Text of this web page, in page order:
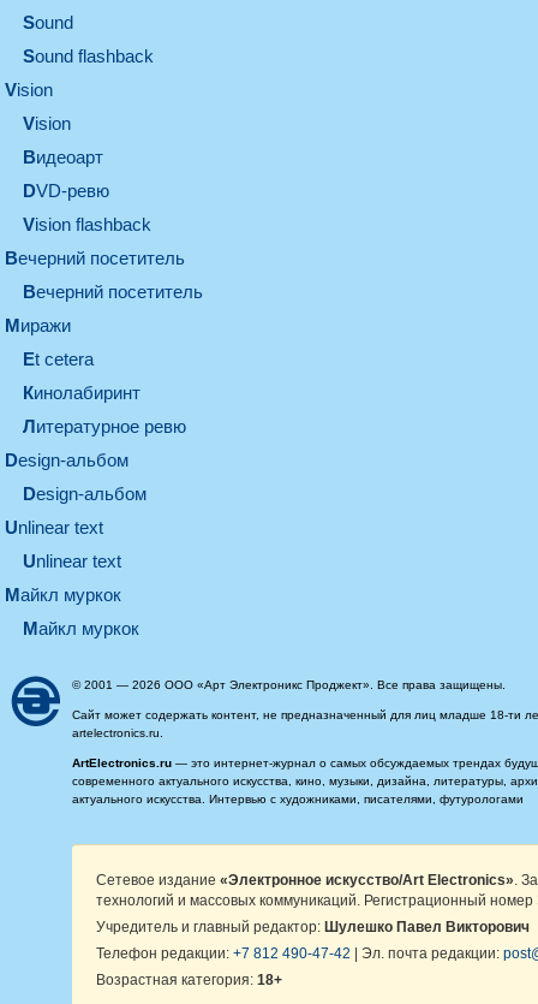
sound
Sound flashback
vision
vision
видеоарт
DVD-ревю
Vision flashback
вечерний посетитель
вечерний посетитель
миражи
et cetera
кинолабиринт
литературное ревю
design-альбом
design-альбом
unlinear text
Unlinear text
майкл муркок
майкл муркок
© 2001 — 2026 ООО «Арт Электроникс Проджект». Все права защищены.
Сайт может содержать контент, не предназначенный для лиц младше 18-ти
artelectronics.ru.
ArtElectronics.ru — это интернет-журнал о самых обсуждаемых трендах
современного актуального искусства, кино, музыки, дизайна, литературы,
актуального искусства. Интервью с художниками, писателями, футурологами
Сетевое издание «Электронное искусство/Art Electronics» .
технологий и массовых коммуникаций. Регистрационный
Учредитель и главный редактор: Шулешко Павел Викторович
Телефон редакции: +7 812 490-47-42 | Эл. почта редакции:
Возрастная категория: 18+